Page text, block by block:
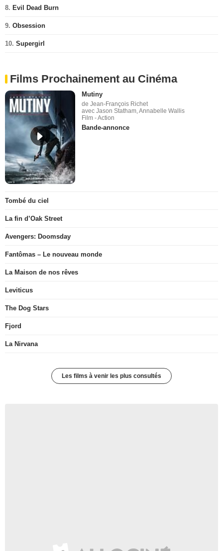
8. Evil Dead Burn
9. Obsession
10. Supergirl
Films Prochainement au Cinéma
Mutiny
de Jean-François Richet
avec Jason Statham, Annabelle Wallis
Film - Action
Bande-annonce
Tombé du ciel
La fin d’Oak Street
Avengers: Doomsday
Fantômas – Le nouveau monde
La Maison de nos rêves
Leviticus
The Dog Stars
Fjord
La Nirvana
Les films à venir les plus consultés